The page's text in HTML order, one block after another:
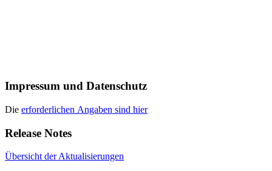
Impressum und Datenschutz
Die erforderlichen Angaben sind hier
Release Notes
Übersicht der Aktualisierungen